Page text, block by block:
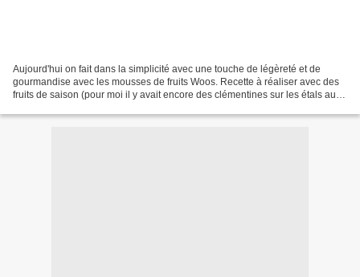
Aujourd'hui on fait dans la simplicité avec une touche de légèreté et de
gourmandise avec les mousses de fruits Woos. Recette à réaliser avec des
fruits de saison (pour moi il y avait encore des clémentines sur les étals au